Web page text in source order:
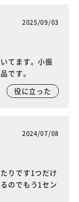
2025/09/03
てます。小振
です。
役に立った
2024/07/08
りです1つだけ
のでもう1セン